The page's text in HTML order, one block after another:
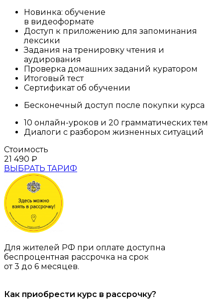
Новинка: обучение
в видеоформате
Доступ к приложению для запоминания
лексики
Задания на тренировку чтения и
аудирования
Проверка домашних заданий куратором
Итоговый тест
Сертификат об обучении
Бесконечный доступ после покупки курса
10 онлайн-уроков и 20 грамматических тем
Диалоги с разбором жизненных ситуаций
Стоимость
21 490 ₽
ВЫБРАТЬ ТАРИФ
Для жителей РФ при оплате доступна
беспроцентная рассрочка на срок
от 3 до 6 месяцев.
Как приобрести курс в рассрочку?